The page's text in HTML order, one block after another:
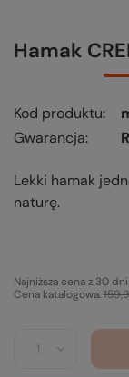
Hamak
Kod produktu
Gwarancja
Lekki hamak
naturę.
Cena katalogowa:
Najniższa cena z 30